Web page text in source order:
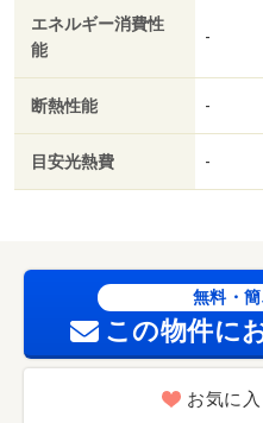
エネルギー消費性
能
-
断熱性能 -
目安光熱費 -
無料・
この物件に
お気に